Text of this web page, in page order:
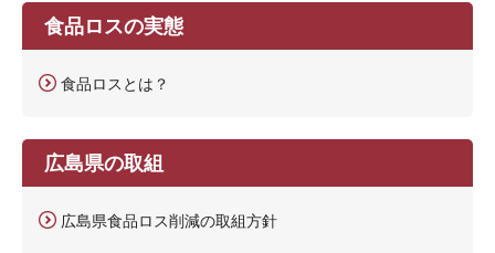
食品ロスの実態
食品ロスとは？
広島県の取組
広島県食品ロス削減の取組方針